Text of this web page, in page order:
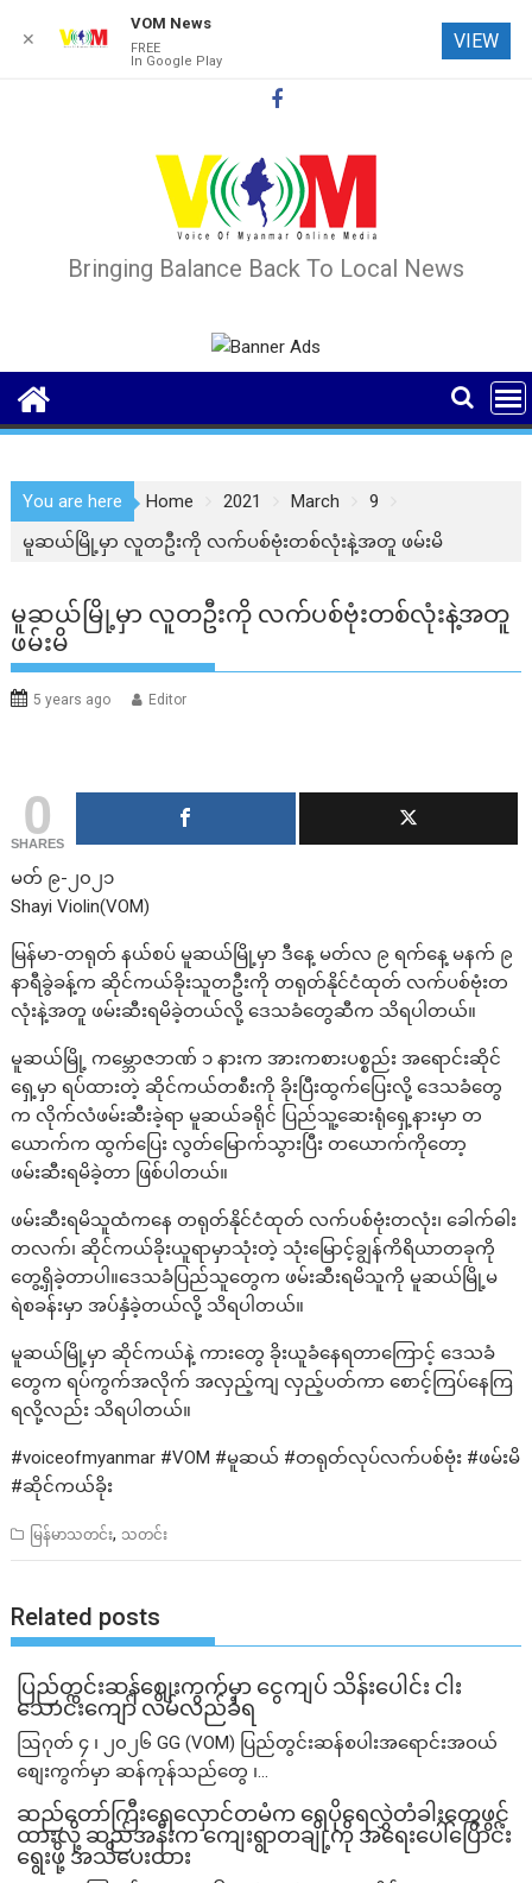
Bringing Balance Back To Local News
You are here Home 2021 March
9
မူဆယ်မြို့မှာ လူတဦးကို လက်ပစ်ဗုံးတစ်လုံးနဲ့အတူ ဖမ်းမိ
မူဆယ်မြို့မှာ လူတဦးကို လက်ပစ်ဗုံးတစ်လုံးနဲ့အတူ
ဖမ်းမိ
5 years ago Editor
0
SHARES
မတ် ၉-၂၀၂၁
Shayi Violin(VOM)
မြန်မာ-တရုတ် နယ်စပ် မူဆယ်မြို့မှာ ဒီနေ့ မတ်လ ၉ ရက်နေ့ မနက် ၉
နာရီခွဲခန့်က ဆိုင်ကယ်ခိုးသူတဦးကို တရုတ်နိုင်ငံထုတ် လက်ပစ်ဗုံးတ
လုံးနဲ့အတူ ဖမ်းဆီးရမိခဲ့တယ်လို့ ဒေသခံတွေဆီက သိရပါတယ်။
မူဆယ်မြို့ ကမ္ဘောဇဘဏ် ၁ နားက အားကစားပစ္စည်း အရောင်းဆိုင်
ရှေ့မှာ ရပ်ထားတဲ့ ဆိုင်ကယ်တစီးကို ခိုးပြီးထွက်ပြေးလို့ ဒေသခံတွေ
က လိုက်လံဖမ်းဆီးခဲ့ရာ မူဆယ်ခရိုင် ပြည်သူ့ဆေးရုံရှေ့နားမှာ တ
ယောက်က ထွက်ပြေး လွတ်မြောက်သွားပြီး တယောက်ကိုတော့
ဖမ်းဆီးရမိခဲ့တာ ဖြစ်ပါတယ်။
ဖမ်းဆီးရမိသူထံကနေ တရုတ်နိုင်ငံထုတ် လက်ပစ်ဗုံးတလုံး၊‌ ခေါက်ဓါး
တလက်၊ ဆိုင်ကယ်ခိုးယူရာမှာသုံးတဲ့ သုံးမြောင့်ချွန်ကိရိယာတခုကို
တွေ့ရှိခဲ့တာပါ။ဒေသခံပြည်သူတွေက ဖမ်းဆီးရမိသူကို မူဆယ်မြို့မ
ရဲစခန်းမှာ အပ်နှံခဲ့တယ်လို့ သိရပါတယ်။
မူဆယ်မြို့မှာ ဆိုင်ကယ်နဲ့ ကားတွေ ခိုးယူခံနေရတာကြောင့် ဒေသခံ
တွေက ရပ်ကွက်အလိုက် အလှည့်ကျ လှည့်ပတ်ကာ စောင့်ကြပ်နေကြ
ရလို့လည်း သိရပါတယ်။
#voiceofmyanmar #VOM #မူဆယ် #တရုတ်လုပ်လက်ပစ်ဗုံး #ဖမ်းမိ
#ဆိုင်ကယ်ခိုး
မြန်မာသတင်း, သတင်း
Related posts
ပြည်တွင်းဆန်စျေးကွက်မှာ ငွေကျပ် သိန်းပေါင်း ငါး​
သောင်းကျော် လိမ်လည်ခံရ
ဩဂုတ် ၄ ၊ ၂၀၂၆ GG (VOM) ပြည်တွင်းဆန်စပါးအရောင်းအဝယ်
စျေးကွက်မှာ ဆန်ကုန်သည်တွေ ၊...
ဆည်တော်ကြီးရေလှောင်တမံက ရေပိုရေလွှဲတံခါးတွေဖွင့်
ထားလို့ ဆည်အနီးက ကျေးရွာတချို့ကို အရေးပေါ်ပြောင်း
ရွေးဖို့ အသိပေးထား
✕
VOM News
FREE
In Google Play
VIEW